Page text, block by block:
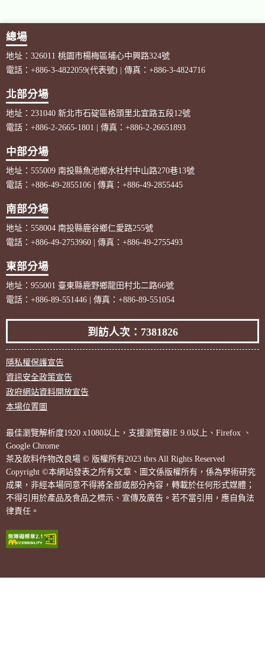
總場
地址：326011 桃園市楊梅區埔心中興路324號
電話：+886-3-4822059(代表號) | 傳真：+886-3-4824716
北部分場
地址：231040 新北市石碇區格頭里北宜路五段12號
電話：+886-2-2665-1801 | 傳真：+886-2-26651893
中部分場
地址：555009 南投縣魚池鄉水社村中山路270巷13號
電話：+886-49-2855106 | 傳真：+886-49-2855445
南部分場
地址：558004 南投縣鹿谷鄉仁愛路255號
電話：+886-49-2753960 | 傳真：+886-49-2755493
東部分場
地址：955001 臺東縣鹿野鄉龍田村北二路66號
電話：+886-89-551446 | 傳真：+886-89-551054
到訪人次：7381826
隱私權保護宣告
資訊安全政策宣告
政府網站資料開放宣告
本場位置圖
最佳瀏覽解析度1920 x1080以上，支援瀏覽器IE 9.0以上、Firefox 、
Google Chrome
茶及飲料作物改良場 © 版權所有2023 tbrs All Rights Reserved
Copyright ©本網站發表之所有文章、圖文係版權所有，係為學術研究
成果，非經本場同意不得將全部或部分內容，轉載於任何形式媒體；
不得引用於產品及食品之標示、宣傳及廣告。若不當引用，應自負法
律責任。